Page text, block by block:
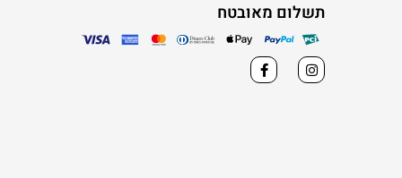
תשלום מאובטח